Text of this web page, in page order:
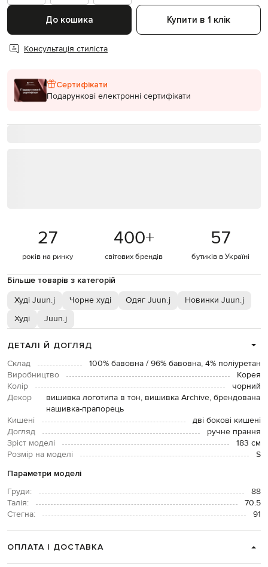
До кошика Купити в 1 клік
Консультація стиліста
Сертифікати
Подарункові електронні сертифікати
27
років на ринку
400+
світових брендів
57
бутиків в Україні
Більше товарів з категорій
Худі Juun.j Чорне худі Одяг Juun.j
Новинки Juun.j
Худі
Juun.j
ДЕТАЛІ Й ДОГЛЯД
Склад
100% бавовна / 96% бавовна, 4% поліуретан
Виробництво
Корея
Колір
чорний
Декор
вишивка логотипа в тон, вишивка Archive, брендована
нашивка-прапорець
Кишені
дві бокові кишені
Догляд
ручне прання
Зріст моделі
183 см
Розмір на моделі
S
Параметри моделі
Груди:
88
Талія:
70.5
Стегна:
91
ОПЛАТА І ДОСТАВКА